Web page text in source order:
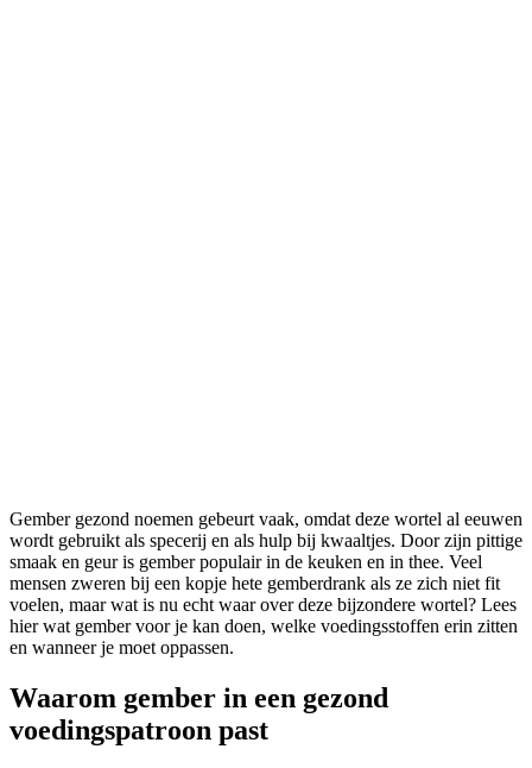
Gember gezond noemen gebeurt vaak, omdat deze wortel al eeuwen
wordt gebruikt als specerij en als hulp bij kwaaltjes. Door zijn pittige
smaak en geur is gember populair in de keuken en in thee. Veel
mensen zweren bij een kopje hete gemberdrank als ze zich niet fit
voelen, maar wat is nu echt waar over deze bijzondere wortel? Lees
hier wat gember voor je kan doen, welke voedingsstoffen erin zitten
en wanneer je moet oppassen.
Waarom gember in een gezond
voedingspatroon past